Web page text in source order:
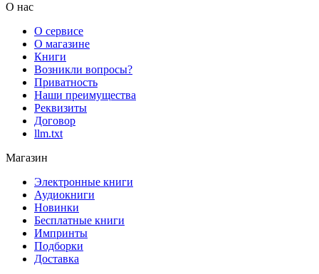
О нас
О сервисе
О магазине
Книги
Возникли вопросы?
Приватность
Наши преимущества
Реквизиты
Договор
llm.txt
Магазин
Электронные книги
Аудиокниги
Новинки
Бесплатные книги
Импринты
Подборки
Доставка